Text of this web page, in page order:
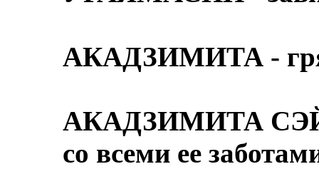
АКАДЗИМИТА -
АКАДЗИМИТА
со всеми ее